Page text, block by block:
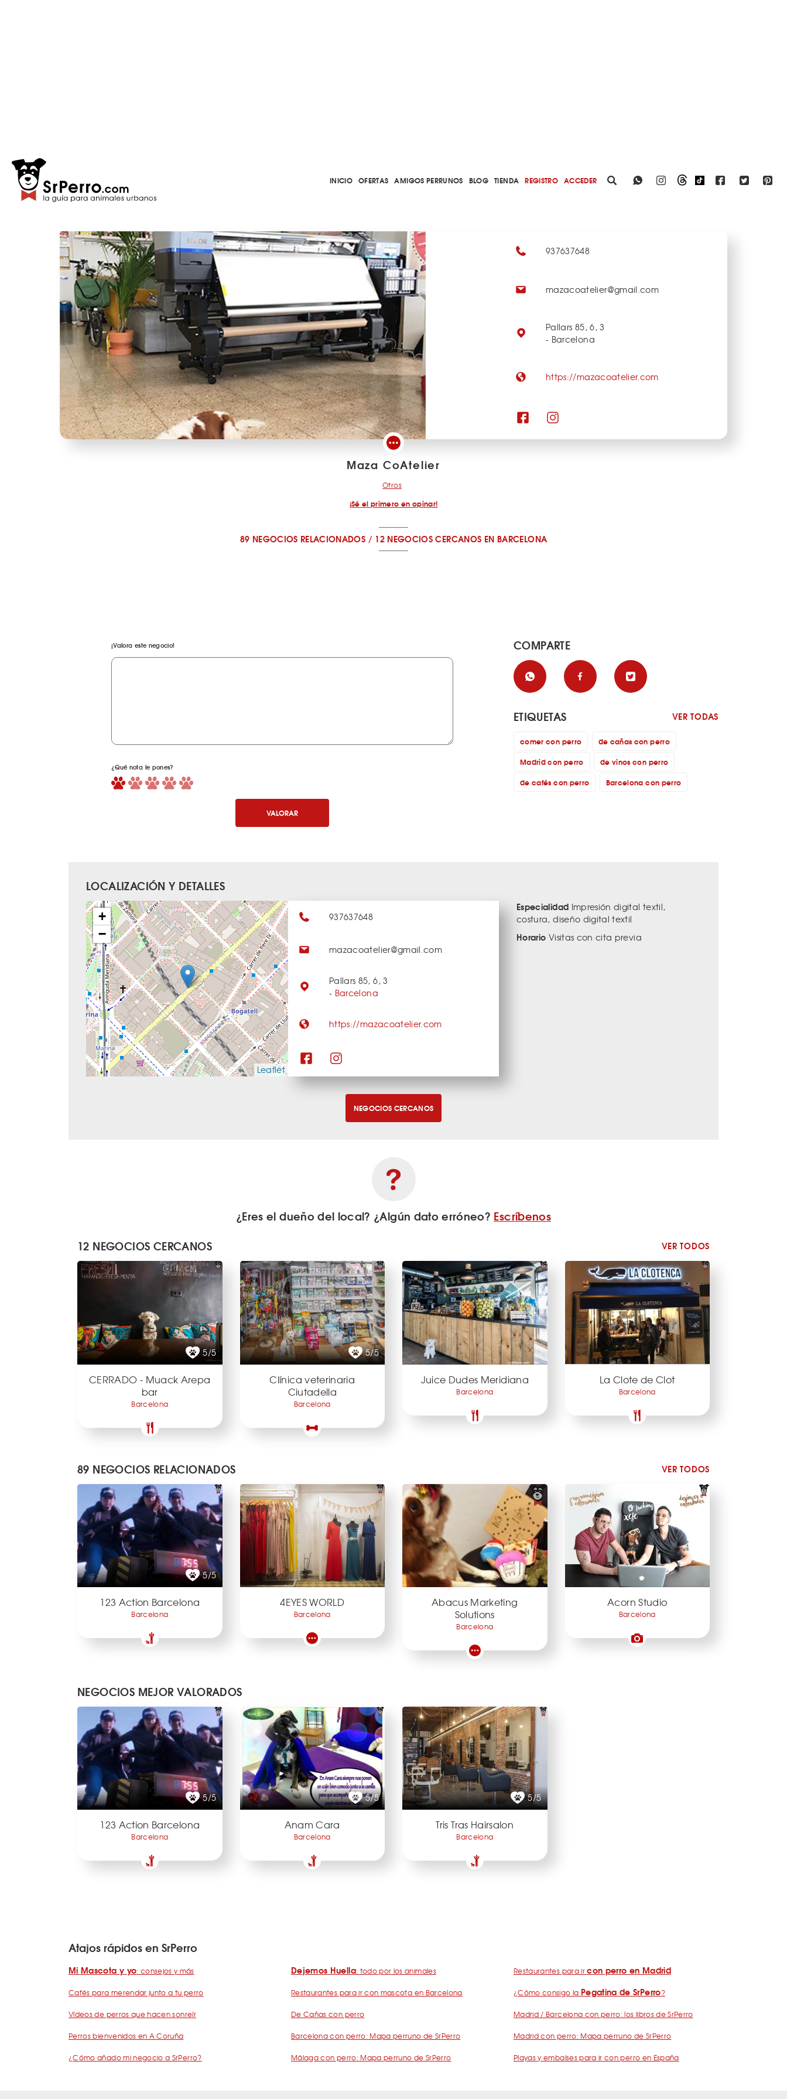
INICIO OFERTAS AMIGOS PERRUNOS BLOG TIENDA REGISTRO ACCEDER
937637648
mazacoatelier@gmail.com
Pallars 85, 6, 3
- Barcelona
https://mazacoatelier.com
Maza CoAtelier
Otros
¡Sé el primero en opinar!
89 NEGOCIOS RELACIONADOS / 12 NEGOCIOS CERCANOS EN BARCELONA
¡Valora este negocio!
¿Qué nota le pones?
VALORAR
COMPARTE
ETIQUETAS VER TODAS
comer con perro
de cañas con perro
Madrid con perro
de vinos con perro
de cafés con perro
Barcelona con perro
LOCALIZACIÓN Y DETALLES
+
−
Leaflet
937637648
mazacoatelier@gmail.com
Pallars 85, 6, 3
- Barcelona
https://mazacoatelier.com
Especialidad Impresión digital textil,
costura, diseño digital textil
Horario Visitas con cita previa
NEGOCIOS CERCANOS
¿Eres el dueño del local? ¿Algún dato erróneo? Escríbenos
12 NEGOCIOS CERCANOS
VER TODOS
5/5
CERRADO - Muack Arepa
bar
Barcelona
5/5
Clínica veterinaria
Ciutadella
Barcelona
Juice Dudes Meridiana
Barcelona
La Clote de Clot
Barcelona
89 NEGOCIOS RELACIONADOS VER TODOS
5/5
123 Action Barcelona
Barcelona
4EYES WORLD
Barcelona
Abacus Marketing
Solutions
Barcelona
Acorn Studio
Barcelona
NEGOCIOS MEJOR VALORADOS
5/5
123 Action Barcelona
Barcelona
5/5
Anam Cara
Barcelona
5/5
Tris Tras Hairsalon
Barcelona
Atajos rápidos en SrPerro
Mi Mascota y yo: consejos y más
Cafés para merendar junto a tu perro
Vídeos de perros que hacen sonreír
Perros bienvenidos en A Coruña
¿Cómo añado mi negocio a SrPerro?
Dejemos Huella: todo por los animales
Restaurantes para ir con mascota en Barcelona
De Cañas con perro
Barcelona con perro: Mapa perruno de SrPerro
Málaga con perro: Mapa perruno de SrPerro
Restaurantes para ircon perro en Madrid
¿Cómo consigo la Pegatina de SrPerro?
Madrid / Barcelona con perro: los libros de SrPerro
Madrid con perro: Mapa perruno de SrPerro
Playas y embalses para ir con perro en España